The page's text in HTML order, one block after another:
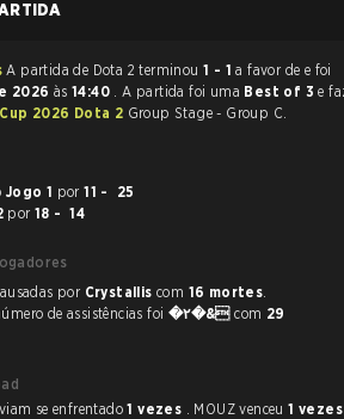
A partida de Dota 2 terminou 1 - 1 a favor de e foi
2026 às 14:40 . A partida foi uma Best of 3e
2026 Dota 2 Group Stage - Group C.
Jogo 1 por
11 - 25
por 18 - 14
por Crystallis com 16 mortes.
de assistências foi �۲�&com 29
MOUZ e Team Nemesis haviam se enfrentado1 vezes . MOUZ venceu1 vezes